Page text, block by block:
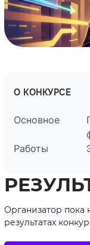
О КОНКУРСЕ
Основное
Работы
Организатор
результатах